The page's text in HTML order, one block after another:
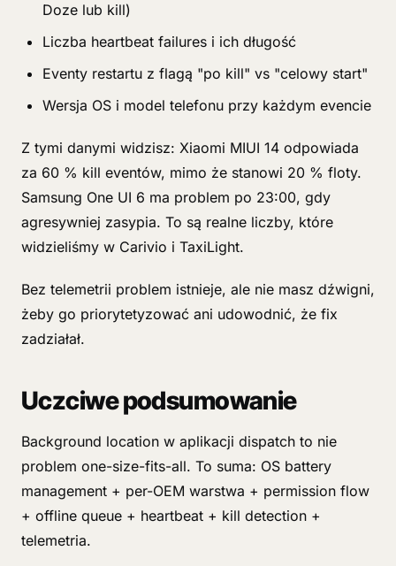
Doze lub kill)
Liczba heartbeat failures i ich długość
Eventy restartu z flagą "po kill" vs "celowy start"
Wersja OS i model telefonu przy każdym evencie
Z tymi danymi widzisz: Xiaomi MIUI 14 odpowiada
za 60 % kill eventów, mimo że stanowi 20 % floty.
Samsung One UI 6 ma problem po 23:00, gdy
agresywniej zasypia. To są realne liczby, które
widzieliśmy w Carivio i TaxiLight.
Bez telemetrii problem istnieje, ale nie masz dźwigni,
żeby go priorytetyzować ani udowodnić, że fix
zadziałał.
Uczciwe podsumowanie
Background location w aplikacji dispatch to nie
problem one-size-fits-all. To suma: OS battery
management + per-OEM warstwa + permission flow
+ offline queue + heartbeat + kill detection +
telemetria.